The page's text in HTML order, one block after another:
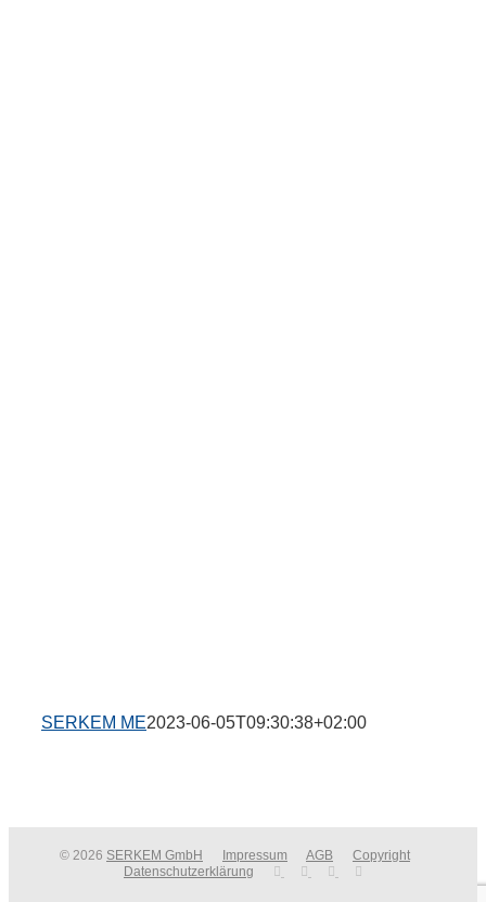
SERKEM ME2023-06-05T09:30:38+02:00
© 2026 SERKEM GmbH Impressum AGB
Copyright
Datenschutzerklärung